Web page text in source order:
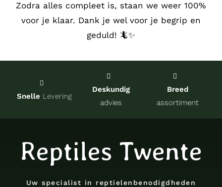
Zodra alles compleet is, staan we weer 100%
voor je klaar. Dank je wel voor je begrip en
geduld! 🦎✨
Snelle Levering
Deskundig
advies
Breed
assortiment
Reptiles Twente
Uw specialist in reptielenbenodigdheden